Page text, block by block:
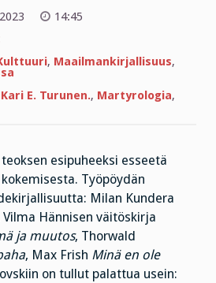
14:45
on
ihmiskunnan
, Maailmankirjallisuus,
Kari E. Turunen., Martyrologia,
esipuheeksi esseetä
Työpöydän
Milan Kundera
Vilma Hännisen väitöskirja
ja muutos, Thorwald
, Max Frish Minä en ole
on tullut palattua usein: